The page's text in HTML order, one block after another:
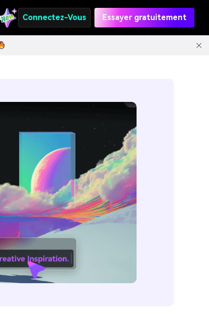
Connectez-Vous Essayer gratuitement